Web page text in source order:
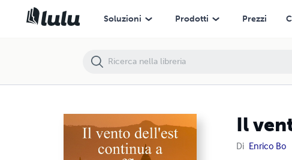
Soluzioni Prodotti Prezzi
Il
Di Enrico Bo